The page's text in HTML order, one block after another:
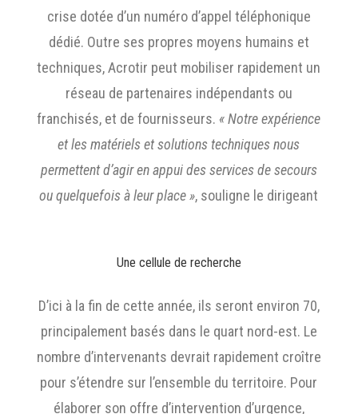
crise dotée d’un numéro d’appel téléphonique
dédié. Outre ses propres moyens humains et
techniques, Acrotir peut mobiliser rapidement un
réseau de partenaires indépendants ou
franchisés, et de fournisseurs. « Notre expérience
et les matériels et solutions techniques nous
permettent d’agir en appui des services de secours
ou quelquefois à leur place », souligne le dirigeant
Une cellule de recherche
D’ici à la fin de cette année, ils seront environ 70,
principalement basés dans le quart nord-est. Le
nombre d’intervenants devrait rapidement croître
pour s’étendre sur l’ensemble du territoire. Pour
élaborer son offre d’intervention d’urgence,